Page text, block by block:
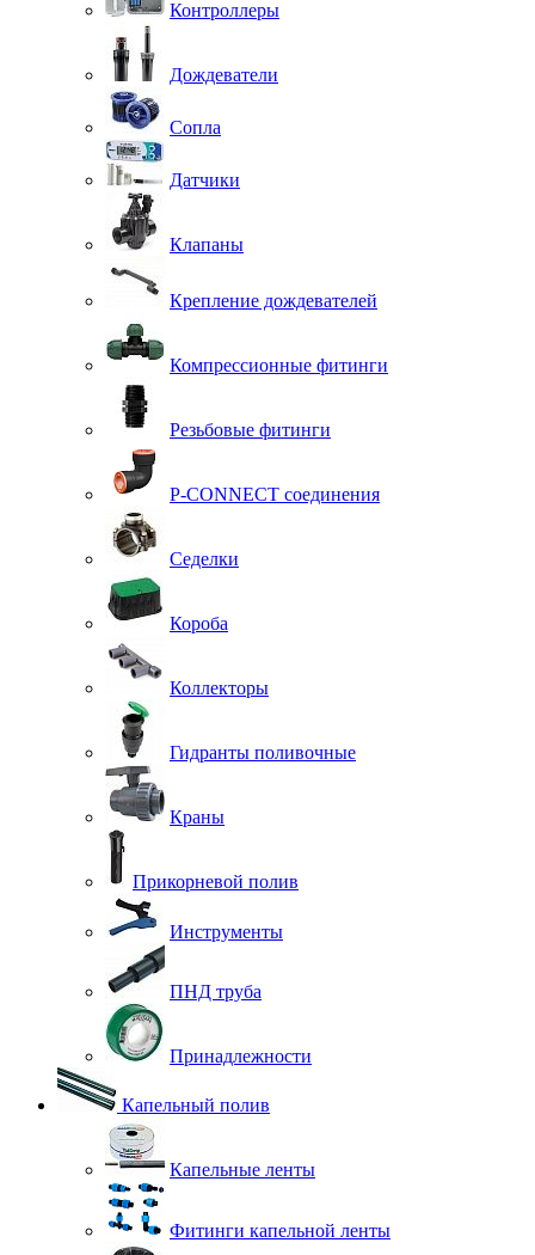
Контроллеры
Дождеватели
Сопла
Датчики
Клапаны
Крепление дождевателей
Компрессионные фитинги
Резьбовые фитинги
P-CONNECT соединения
Седелки
Короба
Коллекторы
Гидранты поливочные
Краны
Прикорневой полив
Инструменты
ПНД труба
Принадлежности
Капельный полив
Капельные ленты
Фитинги капельной ленты